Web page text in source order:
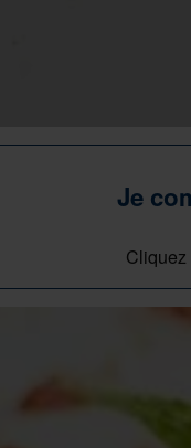
Je
Cliquez